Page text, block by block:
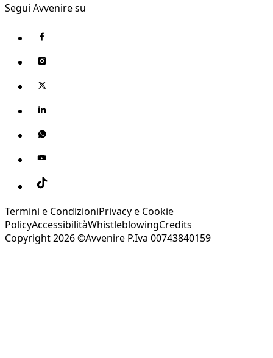
Segui Avvenire su
Termini e CondizioniPrivacy e Cookie
PolicyAccessibilitàWhistleblowingCredits
Copyright 2026 ©Avvenire P.Iva 00743840159